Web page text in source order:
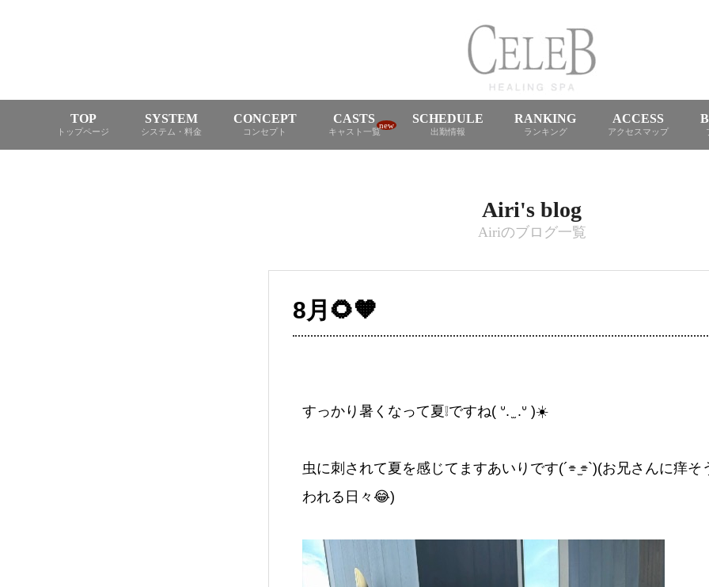
TOP
トップページ
SYSTEM
システム・料金
CONCEPT
コンセプト
CASTS
キャスト一覧
new SCHEDULE
出勤情報
RANKING
ランキング
ACCESS
アクセスマップ
Airi's blog
Airiのブログ一覧
8月🌻🧡
すっかり暑くなって夏❕ですね( ᐡ. ̫ .ᐡ )☀️
虫に刺されて夏を感じてますあいりです(´⌯ ̫⌯`)(お兄さんに痒そ
われる日々😂)